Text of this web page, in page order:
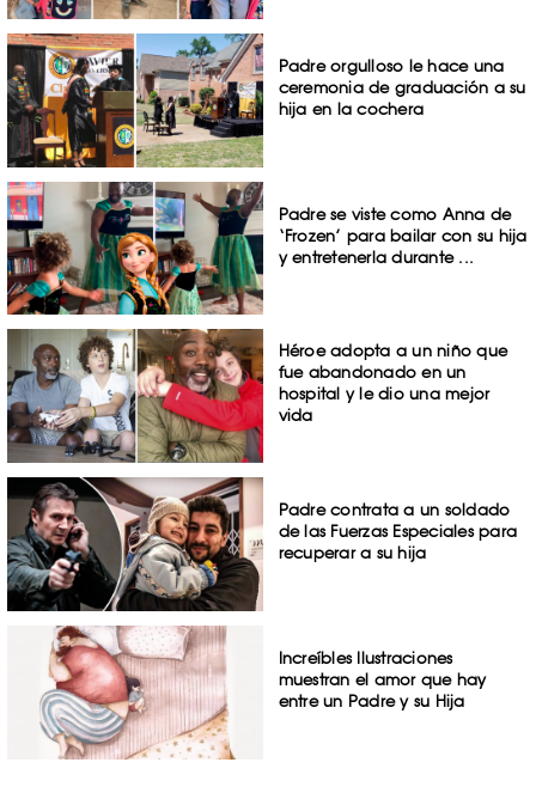
Padre orgulloso le hace una
ceremonia de graduación a su
hija en la cochera
Padre se viste como Anna de
‘Frozen’ para bailar con su hija
y entretenerla durante ...
Héroe adopta a un niño que
fue abandonado en un
hospital y le dio una mejor
vida
Padre contrata a un soldado
de las Fuerzas Especiales para
recuperar a su hija
Increíbles Ilustraciones
muestran el amor que hay
entre un Padre y su Hija